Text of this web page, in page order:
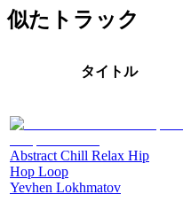
似たトラック
タイトル
Abstract Chill Relax Hip
Hop Loop
Yevhen Lokhmatov